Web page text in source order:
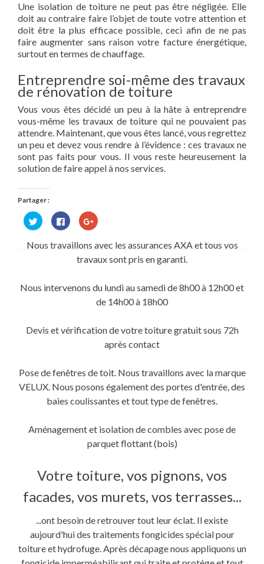
Une isolation de toiture ne peut pas être négligée. Elle
doit au contraire faire l’objet de toute votre attention et
doit être la plus efficace possible, ceci afin de ne pas
faire augmenter sans raison votre facture énergétique,
surtout en termes de chauffage.
Entreprendre soi-même des travaux
de rénovation de toiture
Vous vous êtes décidé un peu à la hâte à entreprendre
vous-même les travaux de toiture qui ne pouvaient pas
attendre. Maintenant, que vous êtes lancé, vous regrettez
un peu et devez vous rendre à l’évidence : ces travaux ne
sont pas faits pour vous. Il vous reste heureusement la
solution de faire appel à nos services.
Partager :
Cliquez
pour
partager
Twitter(ouvre
Cliquez
pour
partager
sur
Facebook(ouvre
dans
une
Cliquez
pour
Google+
dans
fenêtre)
Nous travaillons avec les assurances AXA et tous vos
travaux sont pris en garanti.
Nous intervenons du lundi au samedi de 8h00 à 12h00 et
de 14h00 à 18h00
Devis et vérification de votre toiture gratuit sous 72h
après contact
Pose de fenêtres de toit. Nous travaillons avec la marque
VELUX. Nous posons également des portes d'entrée, des
baies coulissantes et tout type de fenêtres.
Aménagement et isolation de combles avec pose de
parquet flottant (bois)
Votre toiture, vos pignons, vos
facades, vos murets, vos terrasses...
...ont besoin de retrouver tout leur éclat. Il existe
aujourd'hui des traitements fongicides spécial pour
toiture et hydrofuge. Après décapage nous appliquons un